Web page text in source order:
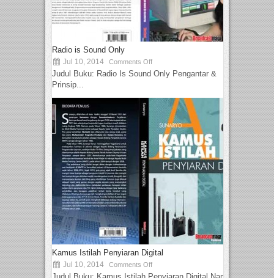
Radio is Sound Only
Jul 10, 2014 Comments Off
Judul Buku: Radio Is Sound Only Pengantar &
Prinsip...
Kamus Istilah Penyiaran Digital
Jul 10, 2014 Comments Off